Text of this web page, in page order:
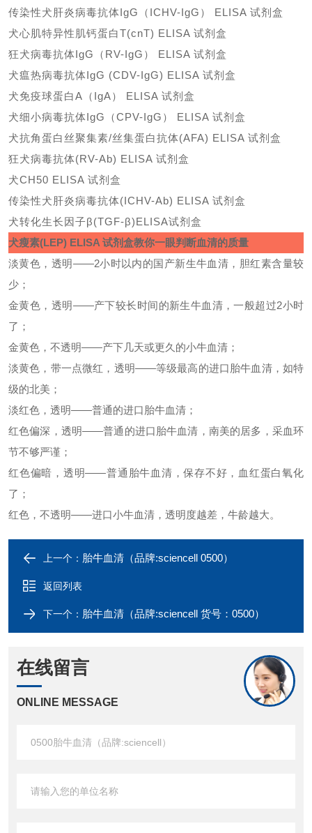
传染性犬肝炎病毒抗体IgG（ICHV-IgG） ELISA 试剂盒
犬心肌特异性肌钙蛋白T(cnT) ELISA 试剂盒
狂犬病毒抗体IgG（RV-IgG） ELISA 试剂盒
犬瘟热病毒抗体IgG (CDV-IgG) ELISA 试剂盒
犬免疫球蛋白A（IgA） ELISA 试剂盒
犬细小病毒抗体IgG（CPV-IgG） ELISA 试剂盒
犬抗角蛋白丝聚集素/丝集蛋白抗体(AFA) ELISA 试剂盒
狂犬病毒抗体(RV-Ab) ELISA 试剂盒
犬CH50 ELISA 试剂盒
传染性犬肝炎病毒抗体(ICHV-Ab) ELISA 试剂盒
犬转化生长因子β(TGF-β)ELISA试剂盒
犬瘦素(LEP) ELISA 试剂盒教你一眼判断血清的质量
淡黄色，透明——2小时以内的国产新生牛血清，胆红素含量较
少；
金黄色，透明——产下较长时间的新生牛血清，一般超过2小时
了；
金黄色，不透明——产下几天或更久的小牛血清；
淡黄色，带一点微红，透明——等级最高的进口胎牛血清，如特
级的北美；
淡红色，透明——普通的进口胎牛血清；
红色偏深，透明——普通的进口胎牛血清，南美的居多，采血环
节不够严谨；
红色偏暗，透明——普通胎牛血清，保存不好，血红蛋白氧化
了；
红色，不透明——进口小牛血清，透明度越差，牛龄越大。
上一个： 胎牛血清（品牌:sciencell 0500）
返回列表
下一个： 胎牛血清（品牌:sciencell 货号：0500）
在线留言
ONLINE MESSAGE